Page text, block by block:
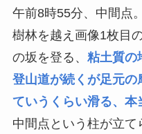
午前8時55分、中間点。
樹林を越え画像1枚目
の坂を登る、 粘土質の
登山道が続くが足元の
ていうくらい滑る、本
中間点という柱が立